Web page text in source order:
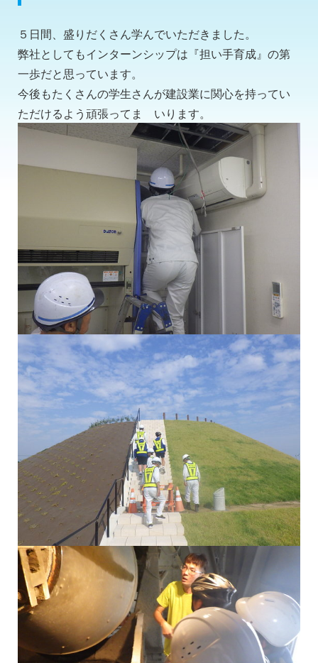
５日間、盛りだくさん学んでいただきました。
弊社としてもインターンシップは『担い手育成』の第
一歩だと思っています。
今後もたくさんの学生さんが建設業に関心を持ってい
ただけるよう頑張ってま いります。